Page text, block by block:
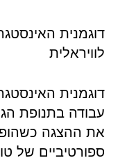
דוגמנית
לוויראלית
דוגמנית
עבודה בתנופת
את ההצגה
ספורטיביים של